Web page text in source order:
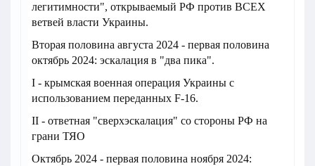
легитимности", открываемый РФ против ВСЕХ
ветвей власти Украины.
Вторая половина августа 2024 - первая половина
октябрь 2024: эскалация в "два пика".
I - крымская военная операция Украины с
использованием переданных F-16.
II - ответная "сверхэскалация" со стороны РФ на
грани ТЯО
Октябрь 2024 - первая половина ноября 2024: